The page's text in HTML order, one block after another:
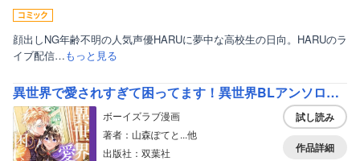
顔出しNG年齢不明の人気声優HARUに夢中な高校生の日向。HARUのラ
イブ配信…もっと見る
異世界で愛されすぎて困ってます！異世界BLアンソロジー 3
ボーイズラブ漫画
著者：山森ぽてと...他
出版社：双葉社
試し読み
作品詳細